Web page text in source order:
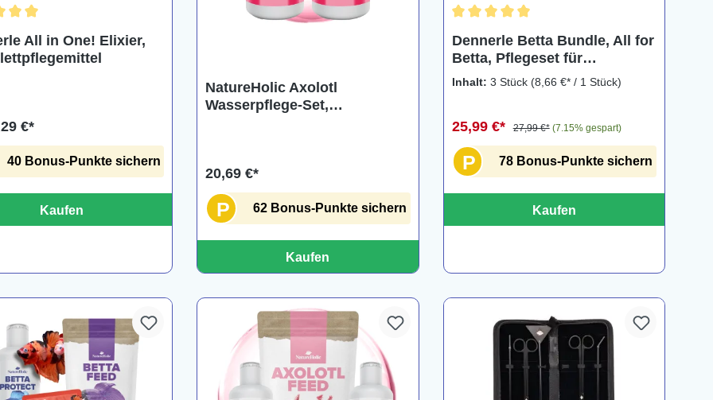
All in One! Elixier,
€*
40 Bonus-Punkte sichern
Kaufen
NatureHolic Axolotl
Wasserpflege-Set,
20,69 €*
P 62 Bonus-Punkte sichern
Kaufen
Dennerle Betta Bundle, All for
Betta, Pflegeset für
Kampffische, 3 teilig
Inhalt: 3 Stück (8,66 €* / 1 Stück)
25,99 €* 27,99 €* (7.15% gespart)
P 78 Bonus-Punkte sichern
Kaufen